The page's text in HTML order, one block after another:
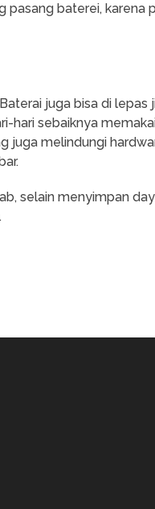
baterei, karena
juga bisa di lepas
sebaiknya
juga melindungi
selain menyimpan